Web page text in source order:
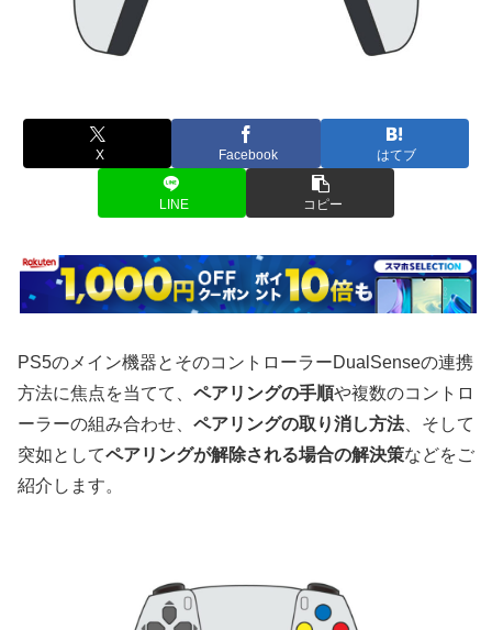
X Facebook はてブ
LINE コピー
PS5のメイン機器とそのコントローラーDualSenseの連携
方法に焦点を当てて、 ペアリングの手順や複数のコントロ
ーラーの組み合わせ、 ペアリングの取り消し方法、そして
突如としてペアリングが解除される場合の解決策などをご
紹介します。